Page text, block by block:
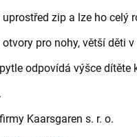
zip a lze ho celý
pro nohy, větší děti
odpovídá výšce dítěte
Kaarsgaren s. r. o.